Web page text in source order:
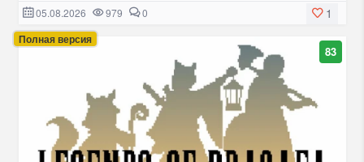
1
05.08.2026 979 0
Полная версия
83